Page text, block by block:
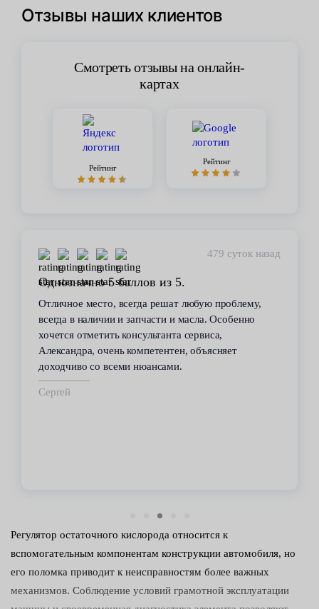
Отзывы наших клиентов
Смотреть отзывы на онлайн-
картах
Рейтинг
Рейтинг
479 суток назад
Однозначно 5 баллов из 5.
Отличное место, всегда решат любую проблему,
всегда в наличии и запчасти и масла. Особенно
хочется отметить консультанта сервиса,
Александра, очень компетентен, объясняет
доходчиво со всеми нюансами.
Сергей
Регулятор остаточного кислорода относится к
вспомогательным компонентам конструкции автомобиля, но
его поломка приводит к неисправностям более важных
механизмов. Соблюдение условий грамотной эксплуатации